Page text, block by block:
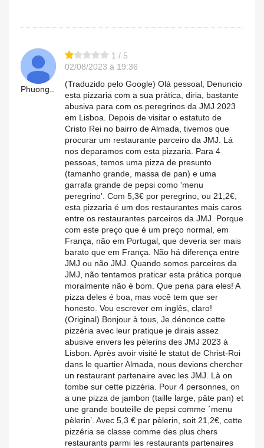
Phuong..
1 / 5
02/08/2023 à 19:36
(Traduzido pelo Google) Olá pessoal, Denuncio
esta pizzaria com a sua prática, diria, bastante
abusiva para com os peregrinos da JMJ 2023
em Lisboa. Depois de visitar o estatuto de
Cristo Rei no bairro de Almada, tivemos que
procurar um restaurante parceiro da JMJ. Lá
nos deparamos com esta pizzaria. Para 4
pessoas, temos uma pizza de presunto
(tamanho grande, massa de pan) e uma
garrafa grande de pepsi como 'menu
peregrino'. Com 5,3€ por peregrino, ou 21,2€,
esta pizzaria é um dos restaurantes mais caros
entre os restaurantes parceiros da JMJ. Porque
com este preço que é um preço normal, em
França, não em Portugal, que deveria ser mais
barato que em França. Não há diferença entre
JMJ ou não JMJ. Quando somos parceiros da
JMJ, não tentamos praticar esta prática porque
moralmente não é bom. Que pena para eles! A
pizza deles é boa, mas você tem que ser
honesto. Vou escrever em inglês, claro!
(Original) Bonjour à tous, Je dénonce cette
pizzéria avec leur pratique je dirais assez
abusive envers les pèlerins des JMJ 2023 à
Lisbon. Après avoir visité le statut de Christ-Roi
dans le quartier Almada, nous devions chercher
un restaurant partenaire avec les JMJ. Là on
tombe sur cette pizzéria. Pour 4 personnes, on
a une pizza de jambon (taille large, pâte pan) et
une grande bouteille de pepsi comme ´menu
pèlerin’. Avec 5,3 € par pèlerin, soit 21,2€, cette
pizzéria se classe comme des plus chers
restaurants parmi les restaurants partenaires